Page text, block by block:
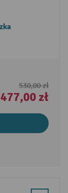
530,00 zł
477,00 zł